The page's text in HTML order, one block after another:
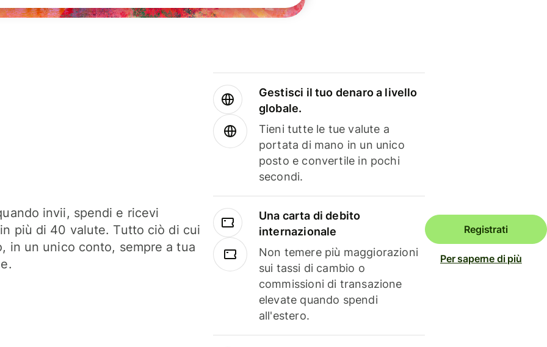
invii, spendi e ricevi
più di 40 valute. Tutto ciò di cui
in un unico conto, sempre a tua
Gestisci il tuo denaro a livello
globale.
Tieni tutte le tue valute a
portata di mano in un unico
posto e convertile in pochi
secondi.
Una carta di debito
internazionale
Non temere più maggiorazioni
sui tassi di cambio o
commissioni di transazione
elevate quando spendi
all'estero.
Registrati
Per saperne di più